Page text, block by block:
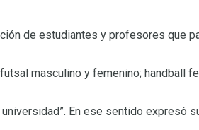
de estudiantes y profesores que
masculino y femenino; handball
En ese sentido expresó